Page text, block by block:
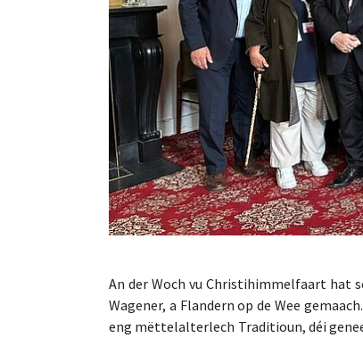
An der Woch vu Christihimmelfaart hat
Wagener, a Flandern op de Wee
eng mëttelalterlech Traditioun, déi